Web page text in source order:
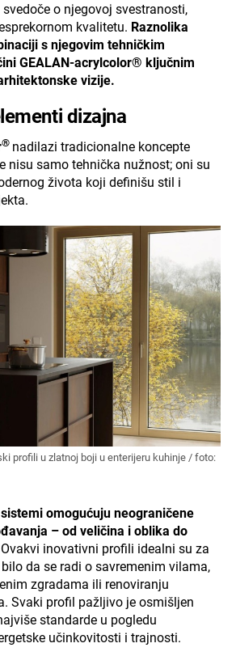
o njegovoj svestranosti,
kvalitetu. Raznolika
s njegovim tehničkim
GEALAN-acrylcolor® ključnim
vizije.
dizajna
® nadilazi tradicionalne koncepte
nisu samo tehnička nužnost; oni su
života koji definišu stil i
profili u zlatnoj boji u enterijeru kuhinje / foto:
omogućuju neograničene
– od veličina i oblika do
Ovakvi inovativni profili idealni su za
da se radi o savremenim vilama,
zgradama ili renoviranju
Svaki profil pažljivo je osmišljen
standarde u pogledu
učinkovitosti i trajnosti.